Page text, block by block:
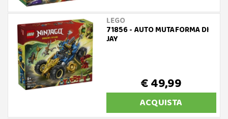
LEGO
71856 - AUTO MUTAFORMA DI
JAY
€ 49,99
ACQUISTA